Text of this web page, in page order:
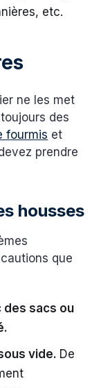
etc.
ne les met
des
fourmis et
prendre
housses
que
des sacs ou
vide. De